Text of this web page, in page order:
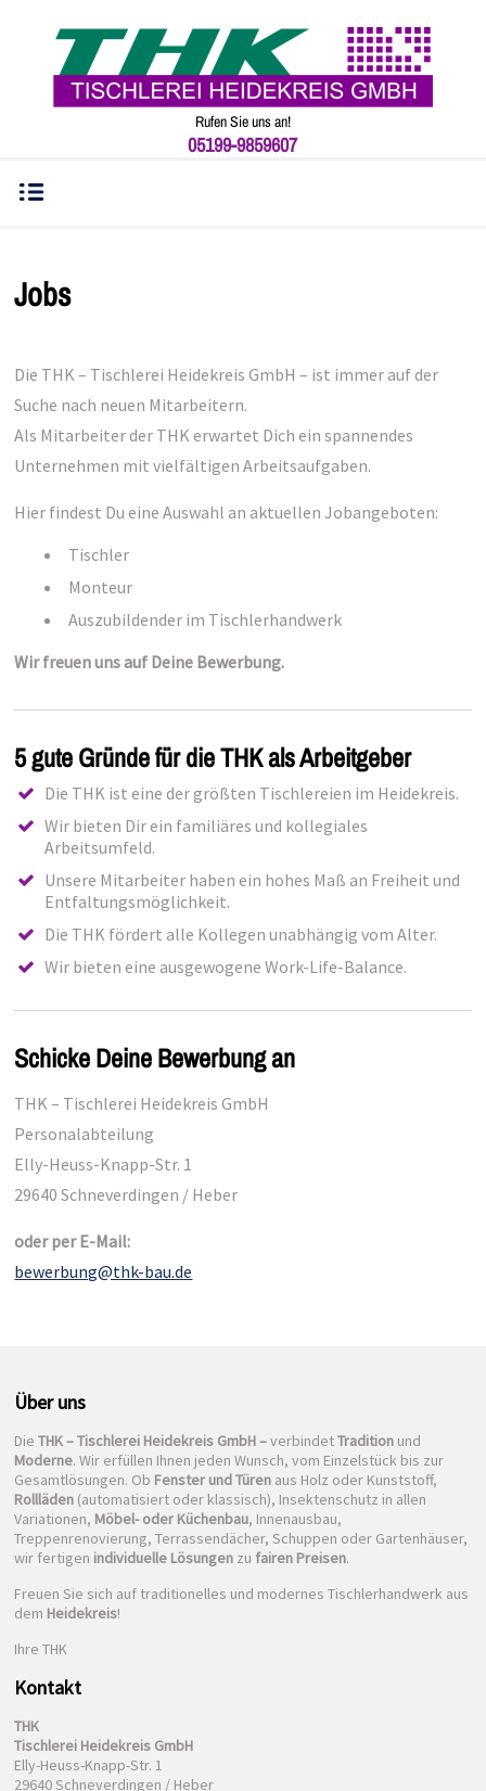
Rufen Sie uns an!
05199-9859607
Jobs
Die THK – Tischlerei Heidekreis GmbH – ist immer auf der
Suche nach neuen Mitarbeitern.
Als Mitarbeiter der THK erwartet Dich ein spannendes
Unternehmen mit vielfältigen Arbeitsaufgaben.
Hier findest Du eine Auswahl an aktuellen Jobangeboten:
Tischler
Monteur
Auszubildender im Tischlerhandwerk
Wir freuen uns auf Deine Bewerbung.
5 gute Gründe für die THK als Arbeitgeber
Die THK ist eine der größten Tischlereien im Heidekreis.
Wir bieten Dir ein familiäres und kollegiales
Arbeitsumfeld.
Unsere Mitarbeiter haben ein hohes Maß an Freiheit und
Entfaltungsmöglichkeit.
Die THK fördert alle Kollegen unabhängig vom Alter.
Wir bieten eine ausgewogene Work-Life-Balance.
Schicke Deine Bewerbung an
THK – Tischlerei Heidekreis GmbH
Personalabteilung
Elly-Heuss-Knapp-Str. 1
29640 Schneverdingen / Heber
oder per E-Mail:
bewerbung@thk-bau.de
Über uns
DieTHK – Tischlerei Heidekreis GmbH –verbindetTradition und
Moderne. Wir erfüllen Ihnen jeden Wunsch, vom Einzelstück bis zur
Gesamtlösungen. Ob Fenster und Türen aus Holz oder Kunststoff,
Rollläden (automatisiert oder klassisch), Insektenschutz in allen
Variationen, Möbel- oder Küchenbau, Innenausbau,
Treppenrenovierung, Terrassendächer, Schuppen oder Gartenhäuser,
wir fertigen individuelle Lösungen zu fairen Preisen.
Freuen Sie sich auf traditionelles und modernes Tischlerhandwerk aus
dem Heidekreis!
Ihre THK
Kontakt
THK
Tischlerei Heidekreis GmbH
Elly-Heuss-Knapp-Str. 1
29640 Schneverdingen / Heber